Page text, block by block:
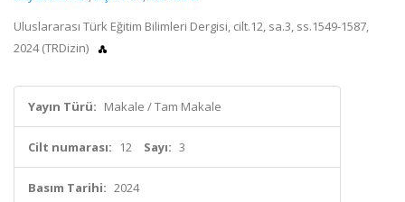
Uluslararası Türk Eğitim Bilimleri Dergisi, cilt.12, sa.3, ss.1549-1587,
2024 (TRDizin)
Yayın Türü: Makale / Tam Makale
Cilt numarası: 12 Sayı: 3
Basım Tarihi: 2024